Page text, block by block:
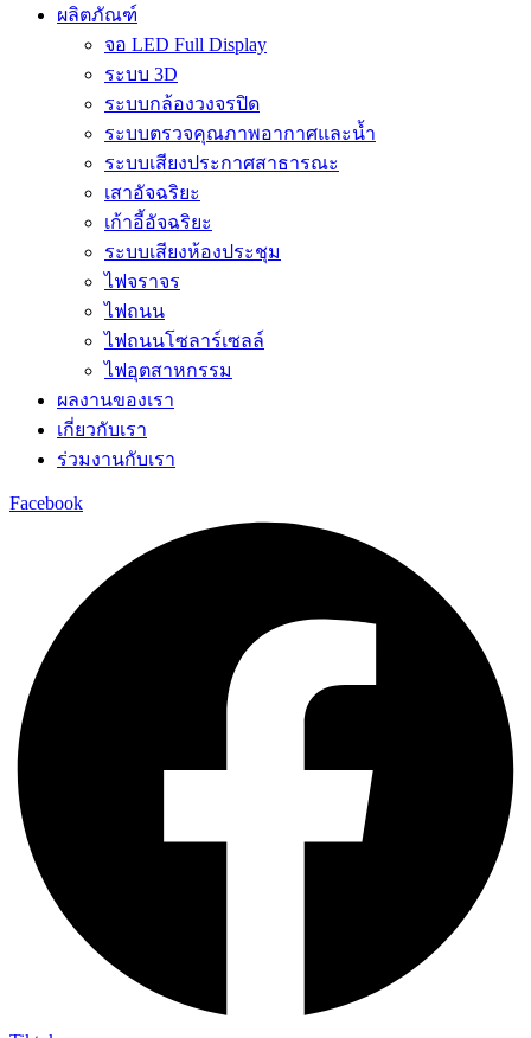
ผลิตภัณฑ์
จอ LED Full Display
ระบบ 3D
ระบบกล้องวงจรปิด
ระบบตรวจคุณภาพอากาศและน้ำ
ระบบเสียงประกาศสาธารณะ
เสาอัจฉริยะ
เก้าอี้อัจฉริยะ
ระบบเสียงห้องประชุม
ไฟจราจร
ไฟถนน
ไฟถนนโซลาร์เซลล์
ไฟอุตสาหกรรม
ผลงานของเรา
เกี่ยวกับเรา
ร่วมงานกับเรา
Facebook